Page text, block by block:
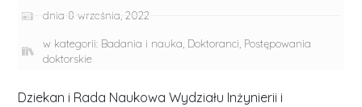
dnia 8 września, 2022
w kategorii: Badania i nauka, Doktoranci, Postępowania
doktorskie
Dziekan i Rada Naukowa Wydziału Inżynierii i